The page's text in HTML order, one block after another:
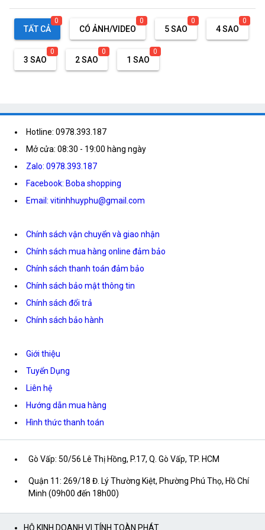
TẤT CẢ
0
CÓ ẢNH/VIDEO
0
5 SAO
0
4 SAO
0
3 SAO
0
2 SAO
0
1 SAO
0
Hotline: 0978.393.187
Mở cửa: 08:30 - 19:00 hàng ngày
Zalo: 0978.393.187
Facebook: Boba shopping
Email: vitinhhuyphu@gmail.com
Chính sách vận chuyển và giao nhận
Chính sách mua hàng online đảm bảo
Chính sách thanh toán đảm bảo
Chính sách bảo mật thông tin
Chính sách đổi trả
Chính sách bảo hành
Giới thiệu
Tuyển Dụng
Liên hệ
Hướng dẫn mua hàng
Hình thức thanh toán
Gò Vấp: 50/56 Lê Thị Hồng, P.17, Q. Gò Vấp, TP. HCM
Quận 11: 269/18 Đ. Lý Thường Kiệt, Phường Phú Thọ, Hồ Chí
Minh (09h00 đến 18h00)
HỘ KINH DOANH VI TÍNH TOÀN PHÁT